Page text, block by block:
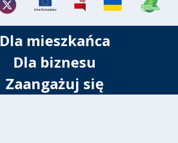
Dla mieszkańca
Dla biznesu
Zaangażuj się